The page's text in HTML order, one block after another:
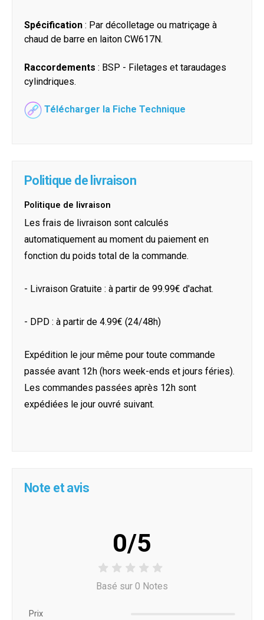
Spécification : Par décolletage ou matriçage à
chaud de barre en laiton CW617N.
Raccordements : BSP - Filetages et taraudages
cylindriques.
Télécharger la Fiche Technique
Politique de livraison
Politique de livraison
Les frais de livraison sont calculés
automatiquement au moment du paiement en
fonction du poids total de la commande.
- Livraison Gratuite : à partir de 99.99€ d'achat.
- DPD : à partir de 4.99€ (24/48h)
Expédition le jour même pour toute commande
passée avant 12h (hors week-ends et jours féries).
Les commandes passées après 12h sont
expédiées le jour ouvré suivant.
Note et avis
0/5
Basé sur 0 Notes
Prix ​​